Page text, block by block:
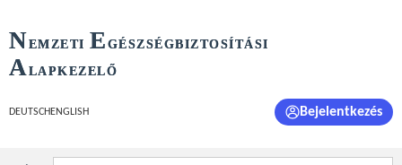
NEMZETI E GÉSZSÉGBIZTOSÍTÁSI
ALAPKEZELŐ
DEUTSCH ENGLISH Bejelentkezés